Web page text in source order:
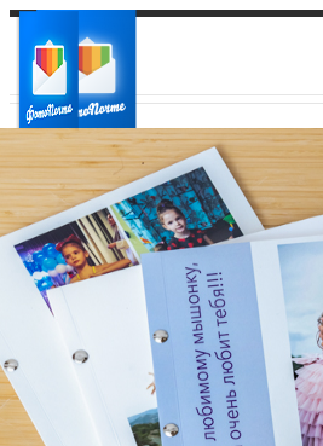
Ваш город:
Ваш регион доставки
Выберите из списка: